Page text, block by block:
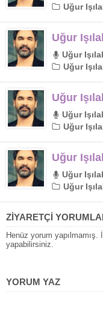
Uğur
Uğur
Uğur
Uğur
Uğur
Uğur
Uğur
Uğur
Uğur
Uğur
ZİYARETÇİ
Henüz yorum yapılmamış.
yapabilirsiniz.
YORUM YAZ